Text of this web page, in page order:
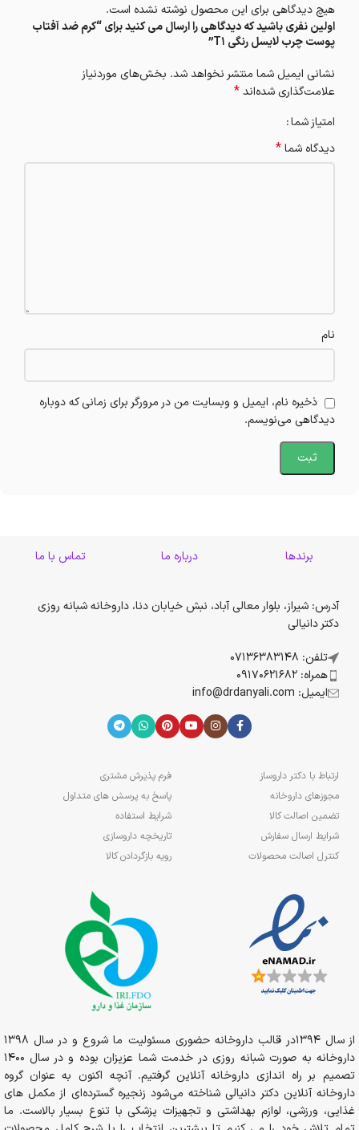
هیچ دیدگاهی برای این محصول نوشته نشده است.
اولین نفری باشید که دیدگاهی را ارسال می کنید برای “کرم ضد آفتاب
پوست چرب لایسل رنگی T1”
نشانی ایمیل شما منتشر نخواهد شد. بخش‌های موردنیاز
علامت‌گذاری شده‌اند*
امتیاز شما
دیدگاه شما*
نام
ذخیره نام، ایمیل و وبسایت من در مرورگر برای زمانی که دوباره
دیدگاهی می‌نویسم.
برندها درباره ما تماس با ما
آدرس: شیراز، بلوار معالی آباد، نبش خیابان دنا، داروخانه شبانه روزی
دکتر دانیالی
تلفن: 07136383148
همراه: 09170621682
ایمیل: info@drdanyali.com
ارتباط با دکتر داروساز
مجوزهای داروخانه
تضمین اصالت کالا
شرایط ارسال سفارش
کنترل اصالت محصولات
فرم پذیرش مشتری
پاسخ به پرسش های متداول
شرایط استفاده
تاریخچه داروسازی
رویه بازگردادن کالا
از سال 1394در قالب داروخانه حضوری مسئولیت ما شروع و در سال 1398
داروخانه به صورت شبانه روزی در خدمت شما عزیزان بوده و در سال 1400
تصمیم بر راه اندازی داروخانه آنلاین گرفتیم. آنچه اکنون به عنوان گروه
داروخانه آنلاین دکتر دانیالی شناخته می‌شود زنجیره گسترده‌ای از مکمل های
غذایی، ورزشی، لوازم بهداشتی و تجهیزات پزشکی با تنوع بسیار بالاست. ما